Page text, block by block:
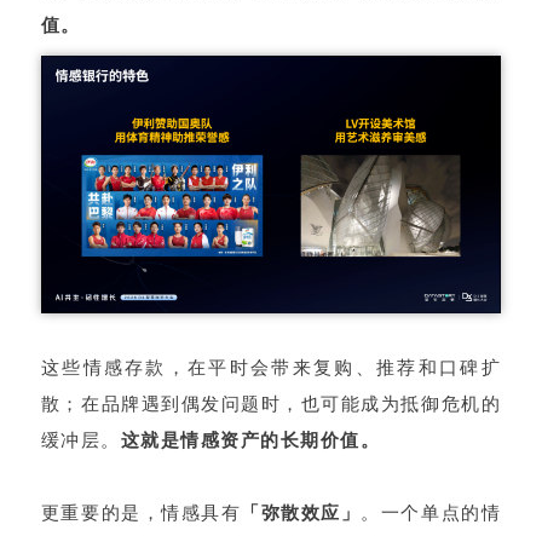
值。
这些情感存款，在平时会带来复购、推荐和口碑扩
散；在品牌遇到偶发问题时，也可能成为抵御危机的
缓冲层。 这就是情感资产的长期价值。
更重要的是，情感具有 「弥散效应」 。一个单点的情